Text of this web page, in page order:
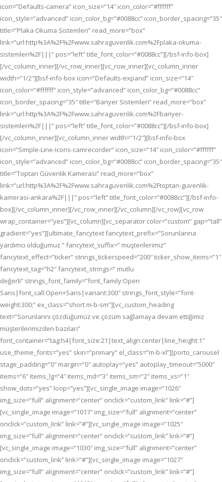
icon=”Defaults-camera” icon_size=”14″ icon_color=”#ffffff”
icon_style=”advanced” icon_color_bg=”#0088cc” icon_border_spacing=”35″
title=”Plaka Okuma Sistemleri” read_more=”box”
link=”url:http%3A%2F%2Fwww.sahraguvenlik.com%2Fplaka-okuma-
sistemleri%2F|||” pos=”left” title_font_color=”#0088cc”][/bsf-info-box]
[/vc_column_inner][/vc_row_inner][vc_row_inner][vc_column_inner
width=”1/2″][bsf-info-box icon=”Defaults-expand” icon_size=”14″
icon_color=”#ffffff” icon_style=”advanced” icon_color_bg=”#0088cc”
icon_border_spacing=”35″ title=”Bariyer Sistemleri” read_more=”box”
link=”url:http%3A%2F%2Fwww.sahraguvenlik.com%2Fbariyer-
sistemleri%2F|||” pos=”left” title_font_color=”#0088cc”][/bsf-info-box]
[/vc_column_inner][vc_column_inner width=”1/2″][bsf-info-box
icon=”Simple-Line-Icons-camrecorder” icon_size=”14″ icon_color=”#ffffff”
icon_style=”advanced” icon_color_bg=”#0088cc” icon_border_spacing=”35″
title=”Toptan Güvenlik Kamerası” read_more=”box”
link=”url:http%3A%2F%2Fwww.sahraguvenlik.com%2Ftoptan-guvenlik-
kamerasi-ankara%2F|||” pos=”left” title_font_color=”#0088cc”][/bsf-info-
box][/vc_column_inner][/vc_row_inner][/vc_column][/vc_row][vc_row
wrap_container=”yes”][vc_column][vc_separator color=”custom” gap=”tall”
gradient=”yes”][ultimate_fancytext fancytext_prefix=”Sorunlarına
yardımcı olduğumuz ” fancytext_suffix=” müşterilerimiz”
fancytext_effect=”ticker” strings_tickerspeed=”200″ ticker_show_items=”1″
fancytext_tag=”h2″ fancytext_strings=” mutlu
değerli” strings_font_family=”font_family:Open
Sans|font_call:Open+Sans|variant:300″ strings_font_style=”font-
weight:300;” ex_class=”short m-b-sm”][vc_custom_heading
text=”Sorunlarını çözdüğümüz ve çözüm sağlamaya devam ettiğimiz
müşterilerimizden bazıları”
font_container=”tag:h4|font_size:21|text_align:center|line_height:1″
use_theme_fonts=”yes” skin=”primary” el_class=”m-b-xl”][porto_carousel
stage_padding=”0″ margin=”0″ autoplay=”yes” autoplay_timeout=”5000″
items=”6″ items_lg=”4″ items_md=”3″ items_sm=”2″ items_xs=”1″
show_dots=”yes” loop=”yes”][vc_single_image image=”1026″
img_size=”full” alignment=”center” onclick=”custom_link” link=”#”]
[vc_single_image image=”1017″ img_size=”full” alignment=”center”
onclick=”custom_link” link=”#”][vc_single_image image=”1025″
img_size=”full” alignment=”center” onclick=”custom_link” link=”#”]
[vc_single_image image=”1030″ img_size=”full” alignment=”center”
onclick=”custom_link” link=”#”][vc_single_image image=”1027″
img_size=”full” alignment=”center” onclick=”custom_link” link=”#”]